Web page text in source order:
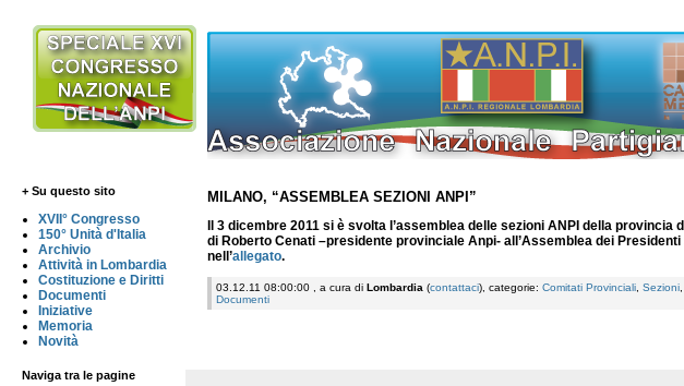
+ Su questo sito
XVII° Congresso
150° Unità d'Italia
Archivio
Attività in Lombardia
Costituzione e Diritti
Documenti
Iniziative
Memoria
Novità
Naviga tra le pagine
MILANO, “ASSEMBLEA SEZIONI ANPI”
Il 3 dicembre 2011 si è svolta l’assemblea delle sezioni ANPI della provincia
di Roberto Cenati –presidente provinciale Anpi- all’Assemblea dei
nell’allegato.
03.12.11 08:00:00 , a cura di Lombardia (contattaci), categorie: Comitati Provinciali, Sezioni,
Documenti